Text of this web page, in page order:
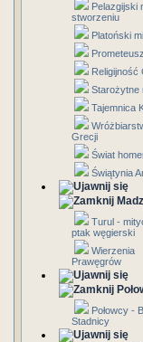
Pelazgijski
stworzeniu
Platoński
Prometeusz
Religijność
Starożytne
Tajemnica
Grecji
Świat
Świątynia
Turul -
ptak węgierski
Wierzenia
Prawęgrów
Połowcy -
Stadnicy